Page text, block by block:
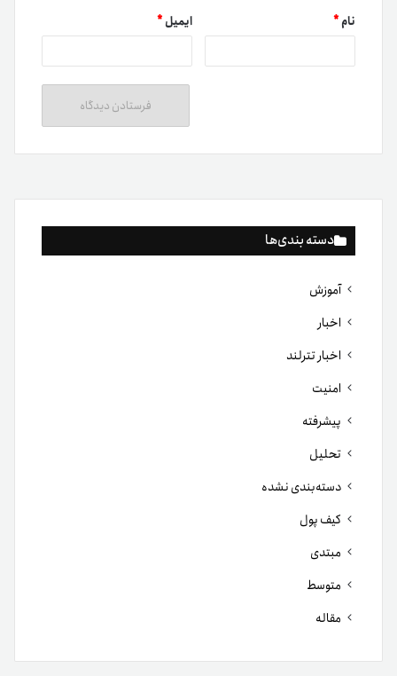
دسته بندی‌ها
آموزش
اخبار
اخبار تترلند
امنیت
پیشرفته
تحلیل
دسته‌بندی نشده
کیف پول
مبتدی
متوسط
مقاله
نام* ایمیل*